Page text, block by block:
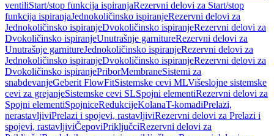
ventiliStart/stop funkcija ispiranjaRezervni delovi za Start/stop
funkcija ispiranjaJednokoličinsko ispiranjeRezervni delovi za
Jednokoličinsko ispiranjeDvokoličinsko ispiranjeRezervni delovi za
Dvokoličinsko ispiranjeUnutrašnje garnitureRezervni delovi za
Unutrašnje garnitureJednokoličinsko ispiranjeRezervni delovi za
Jednokoličinsko ispiranjeDvokoličinsko ispiranjeRezervni delovi za
Dvokoličinsko ispiranjePriborMembraneSistemi za
snabdevanjeGeberit FlowFitSistemske cevi MLVišeslojne sistemske
cevi za grejanjeSistemske cevi SLSpojni elementiRezervni delovi za
Spojni elementiSpojniceRedukcijeKolanaT-komadiPrelazi,
nerastavljiviPrelazi i spojevi, rastavljiviRezervni delovi za Prelazi i
spojevi, rastavljiviČepoviPriključciRezervni delovi za